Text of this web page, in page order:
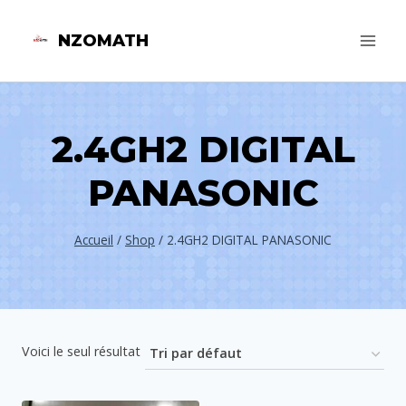
NZOMATH
2.4GH2 DIGITAL
PANASONIC
Accueil / Shop / 2.4GH2 DIGITAL PANASONIC
Voici le seul résultat